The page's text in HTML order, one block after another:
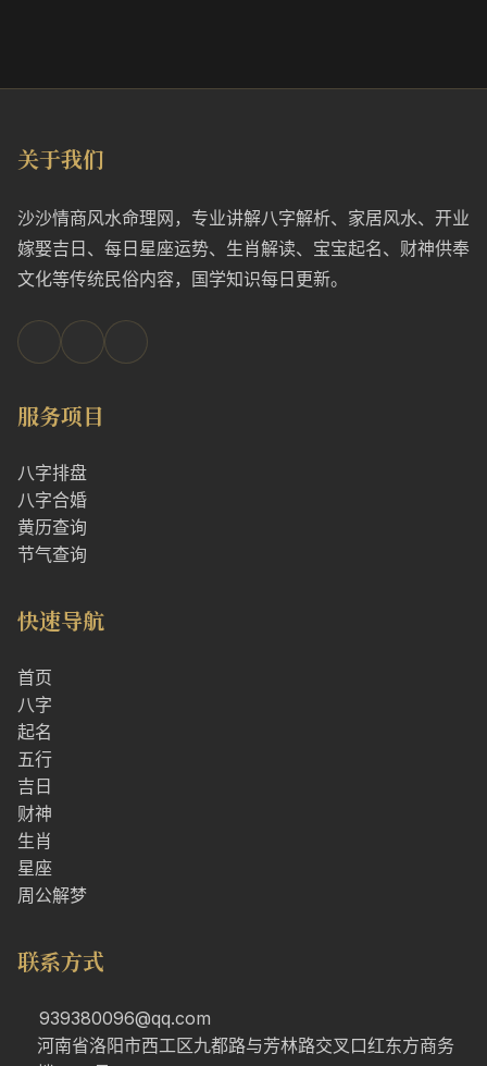
关于我们
沙沙情商风水命理网，专业讲解八字解析、家居风水、开业
嫁娶吉日、每日星座运势、生肖解读、宝宝起名、财神供奉
文化等传统民俗内容，国学知识每日更新。
服务项目
八字排盘
八字合婚
黄历查询
节气查询
快速导航
首页
八字
起名
五行
吉日
财神
生肖
星座
周公解梦
联系方式
939380096@qq.com
河南省洛阳市西工区九都路与芳林路交叉口红东方商务